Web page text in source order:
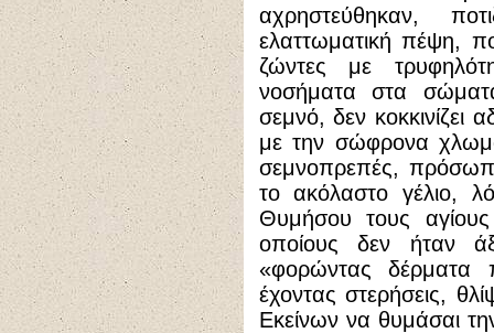
αχρηστεύθηκαν,
ελαττωματική πέψη,
ζώντες με
νοσήματα στα
σεμνό, δεν κοκκινίζει
με την σώφρονα
σεμνοπρεπές,
το ακόλαστο γέλιο,
Θυμήσου τους
οποίους δεν ήταν
«φορώντας δέρματα
έχοντας στερήσεις,
Εκείνων να θυμάσαι